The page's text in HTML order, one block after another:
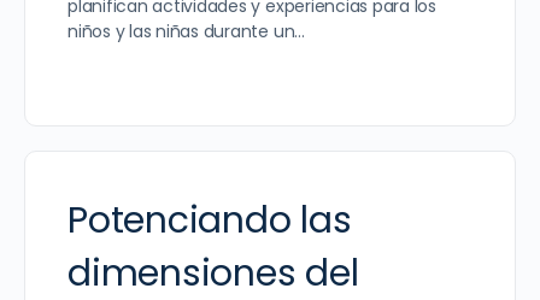
planifican actividades y experiencias para los
niños y las niñas durante un…
Potenciando las
dimensiones del